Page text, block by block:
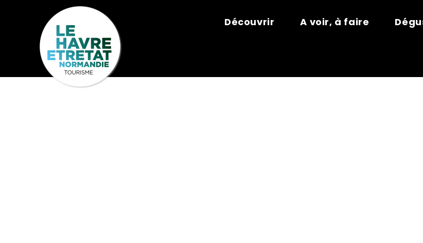
Découvrir A voir, à faire
GODOT & FILS BUREAU
Cookies management panel